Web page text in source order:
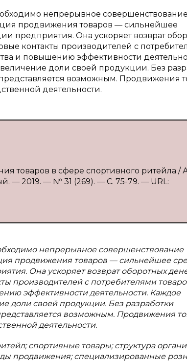
непрерывное
продвижения товаров — сильнейшее
предприятия. Она ускоряет возврат
контакты производителей с
и повышению эффективности
доли своей продукции. Без
возможным. Продвижения
деятельности.
товаров в сфере спортивного ритейла /
— 2019. — № 31 (269). — С. 75-79. — URL:
непрерывное совершенствование
продвижения товаров — сильнейшее
Она ускоряет возврат оборотных
производителей с потребителями
эффективности деятельности. Каждое
доли своей продукции. Без разработки
возможным. Продвижения
деятельности.
спортивные товары; структура
продвижения; специализированные